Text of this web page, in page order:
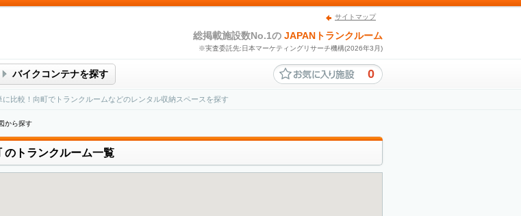
サイトマップ
総掲載施設数No.1の JAPANトランクルーム
※実査委託先:日本マーケティングリサーチ機構(2026年3月)
バイクコンテナを探す 0
比較！向町でトランクルームなどのレンタル収納スペースを探す
から探す
のトランクルーム一覧